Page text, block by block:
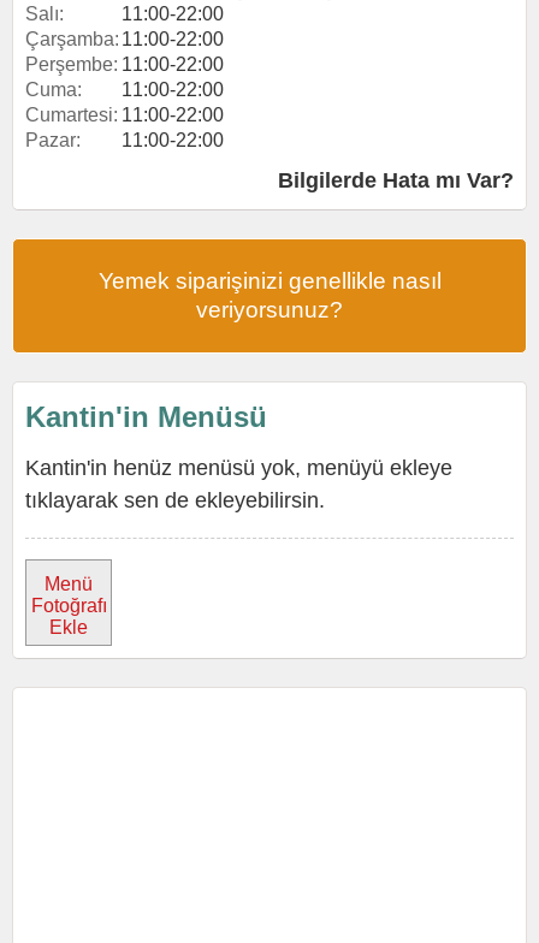
Salı:
11:00-22:00
Çarşamba: 11:00-22:00
Perşembe: 11:00-22:00
Cuma:
11:00-22:00
Cumartesi: 11:00-22:00
Pazar:
11:00-22:00
Bilgilerde Hata mı Var?
Yemek siparişinizi genellikle nasıl
veriyorsunuz?
Kantin'in Menüsü
Kantin'in henüz menüsü yok, menüyü ekleye
tıklayarak sen de ekleyebilirsin.
Menü
Fotoğrafı
Ekle